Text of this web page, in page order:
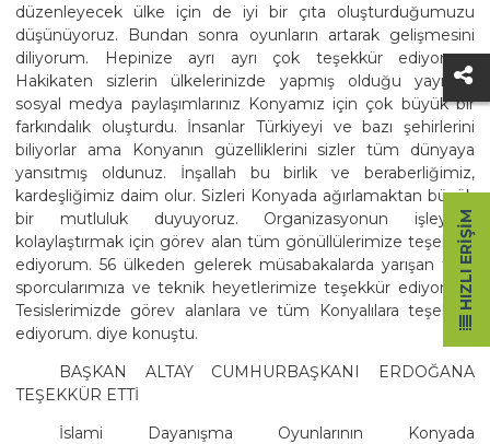
düzenleyecek ülke için de iyi bir çıta oluşturduğumuzu
düşünüyoruz. Bundan sonra oyunların artarak gelişmesini
diliyorum. Hepinize ayrı ayrı çok teşekkür ediyorum.
Hakikaten sizlerin ülkelerinizde yapmış olduğu yayınlar,
sosyal medya paylaşımlarınız Konyamız için çok büyük bir
farkındalık oluşturdu. İnsanlar Türkiyeyi ve bazı şehirlerini
biliyorlar ama Konyanın güzelliklerini sizler tüm dünyaya
yansıtmış oldunuz. İnşallah bu birlik ve beraberliğimiz,
kardeşliğimiz daim olur. Sizleri Konyada ağırlamaktan büyük
bir mutluluk duyuyoruz. Organizasyonun işleyişini
kolaylaştırmak için görev alan tüm gönüllülerimize teşekkür
ediyorum. 56 ülkeden gelerek müsabakalarda yarışan tüm
sporcularımıza ve teknik heyetlerimize teşekkür ediyorum.
Tesislerimizde görev alanlara ve tüm Konyalılara teşekkür
ediyorum. diye konuştu.
BAŞKAN ALTAY CUMHURBAŞKANI ERDOĞANA
TEŞEKKÜR ETTİ
İslami Dayanışma Oyunlarının Konyada
HIZLI ERIŞIM